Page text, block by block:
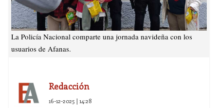
La Policía Nacional comparte una jornada navideña con los
usuarios de Afanas.
Redacción
16-12-2025 | 14:28